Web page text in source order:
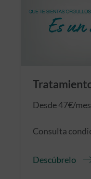
Desde 47€/mes
Consulta
Descúbrelo